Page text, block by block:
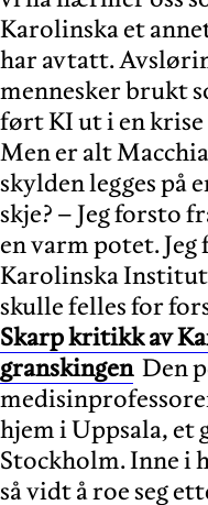
Karolinska et
har avtatt.
mennesker brukt
ført KI ut i en krise
Men er alt
skylden legges på
skje? – Jeg forsto
en varm potet.
Karolinska
skulle felles for
Skarp kritikk av
granskingen Den
hjem i Uppsala, et
Stockholm. Inne i
så vidt å roe seg